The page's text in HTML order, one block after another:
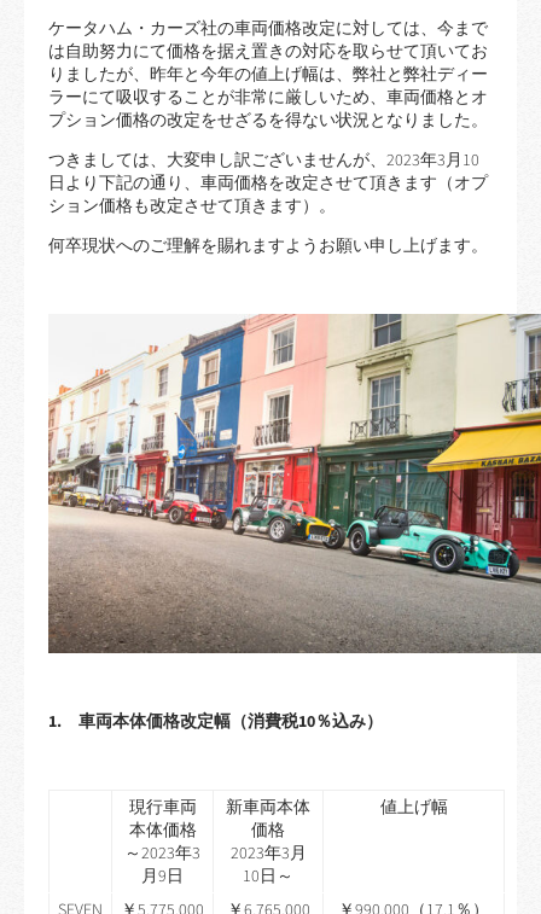
ケータハム・カーズ社の車両価格改定に対しては、今まで
は自助努力にて価格を据え置きの対応を取らせて頂いてお
りましたが、昨年と今年の値上げ幅は、弊社と弊社ディー
ラーにて吸収することが非常に厳しいため、車両価格とオ
プション価格の改定をせざるを得ない状況となりました。
つきましては、大変申し訳ございませんが、2023年3月10
日より下記の通り、車両価格を改定させて頂きます（オプ
ション価格も改定させて頂きます）。
何卒現状へのご理解を賜れますようお願い申し上げます。
1. 車両本体価格改定幅（消費税10％込み）
現行車両
本体価格
～2023年3
月9日
新車両本体
価格
2023年3月
10日～
値上げ幅